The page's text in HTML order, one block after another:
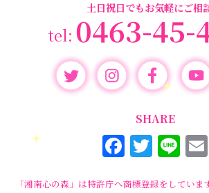
土日祝日でもお気軽にご相
0463-45-
SHARE
F T Li
「湘南心の森」は特許庁へ商標登録をしていま